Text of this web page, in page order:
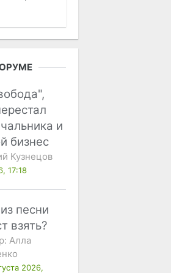
и
бизнес
Кузнецов
17:18
песни
взять?
Алла
2026,